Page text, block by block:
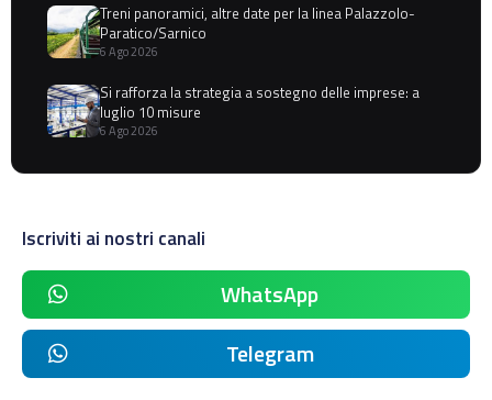
Treni panoramici, altre date per la linea Palazzolo-
Paratico/Sarnico
6 Ago 2026
Si rafforza la strategia a sostegno delle imprese: a
luglio 10 misure
6 Ago 2026
Iscriviti ai nostri canali
WhatsApp
Telegram